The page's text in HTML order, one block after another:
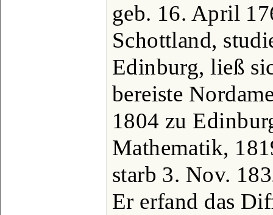
geb. 16. April
Schottland,
Edinburg, ließ
bereiste
1804 zu
Mathematik,
starb 3. Nov.
Er erfand das